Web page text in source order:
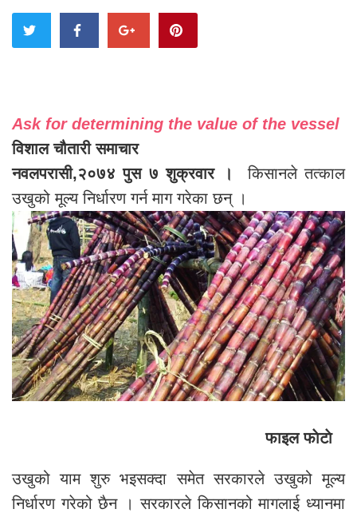
Ask for determining the value of the vessel
विशाल चौतारी समाचार
नवलपरासी,२०७४ पुस ७ शुक्रवार ।
किसानले तत्काल
उखुको मूल्य निर्धारण गर्न माग गरेका छन् ।
फाइल फाेटाे
उखुको याम शुरु भइसक्दा समेत सरकारले उखुको मूल्य
निर्धारण गरेको छैन । सरकारले किसानको मागलाई ध्यानमा